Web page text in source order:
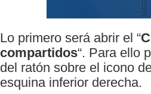
Lo primero será abrir el “
compartidos“. Para ello
del ratón sobre el icono
esquina inferior derecha.